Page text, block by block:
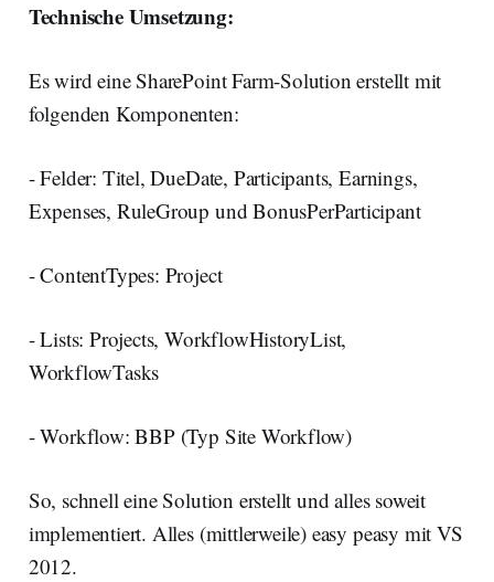
Technische Umsetzung:
Es wird eine SharePoint Farm-Solution erstellt mit
folgenden Komponenten:
- Felder: Titel, DueDate, Participants, Earnings,
Expenses, RuleGroup und BonusPerParticipant
- ContentTypes: Project
- Lists: Projects, WorkflowHistoryList,
WorkflowTasks
- Workflow: BBP (Typ Site Workflow)
So, schnell eine Solution erstellt und alles soweit
implementiert. Alles (mittlerweile) easy peasy mit VS
2012.